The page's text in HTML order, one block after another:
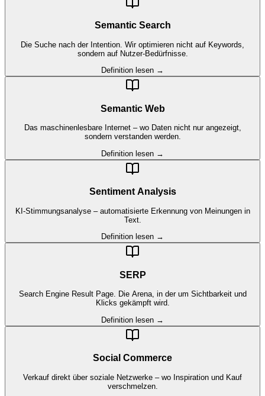
Semantic Search
Die Suche nach der Intention. Wir optimieren nicht auf Keywords,
sondern auf Nutzer-Bedürfnisse.
Definition lesen →
Semantic Web
Das maschinenlesbare Internet – wo Daten nicht nur angezeigt,
sondern verstanden werden.
Definition lesen →
Sentiment Analysis
KI-Stimmungsanalyse – automatisierte Erkennung von Meinungen in
Text.
Definition lesen →
SERP
Search Engine Result Page. Die Arena, in der um Sichtbarkeit und
Klicks gekämpft wird.
Definition lesen →
Social Commerce
Verkauf direkt über soziale Netzwerke – wo Inspiration und Kauf
verschmelzen.